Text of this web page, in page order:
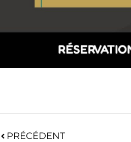
PRÉCÉDENT